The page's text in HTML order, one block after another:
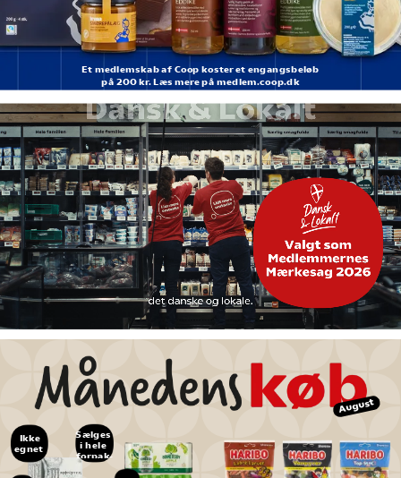
Et medlemskab af Coop koster et engangsbeløb
på 200 kr. Læs mere på medlem.coop.dk
August
Sælges
i hele
forpak-
ninger
Ikke
egnet
til
børn